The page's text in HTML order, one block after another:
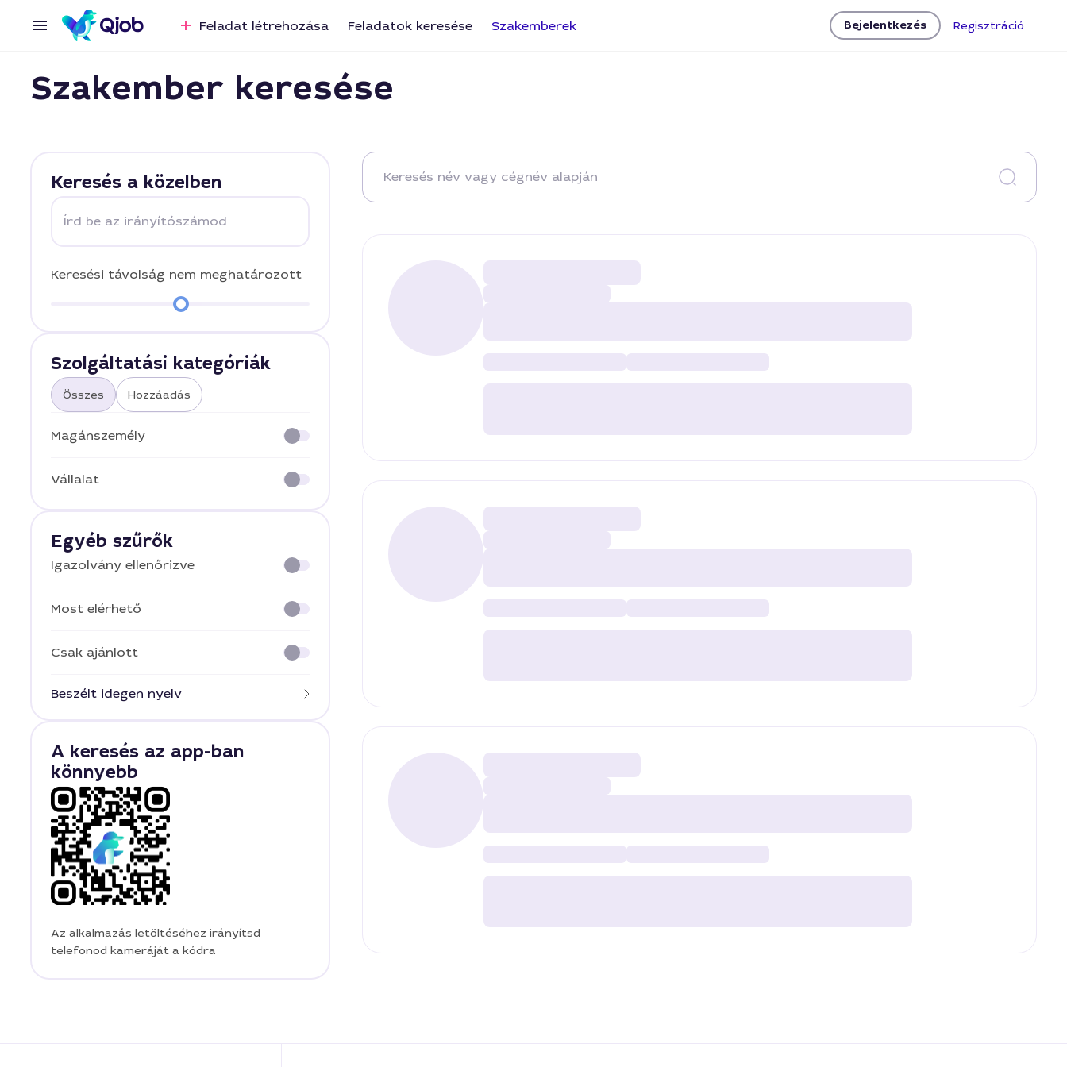
Feladat létrehozása Feladatok keresése Szakemberek Bejelentkezés Regisztráció
Szakember keresése
Keresés a közelben
Írd be az irányítószámod
Keresési távolság nem meghatározott
Szolgáltatási kategóriák
Összes Hozzáadás
Magánszemély
Vállalat
Egyéb szűrők
Igazolvány ellenőrizve
Most elérhető
Csak ajánlott
Beszélt idegen nyelv
A keresés az app-ban
könnyebb
Az alkalmazás letöltéséhez irányítsd
telefonod kameráját a kódra